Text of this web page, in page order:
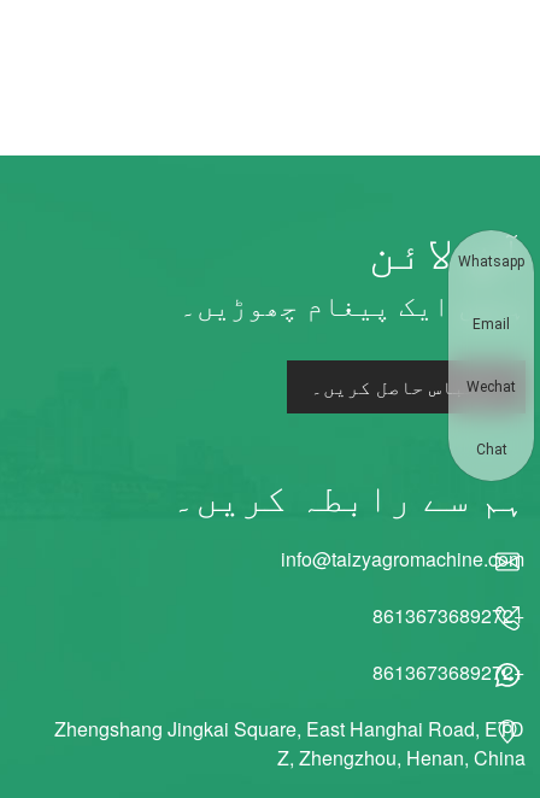
آن لائن
ہمیں ایک پیغام چھوڑیں۔
اقتباس حاصل کریں۔
ہم سے رابطہ کریں۔
+8613673689272
+8613673689272
Zhengshang Jingkai Square, East Hanghai Road, ETD
Z, Zhengzhou, Henan, China
Whatsapp
Email
Wechat
Chat